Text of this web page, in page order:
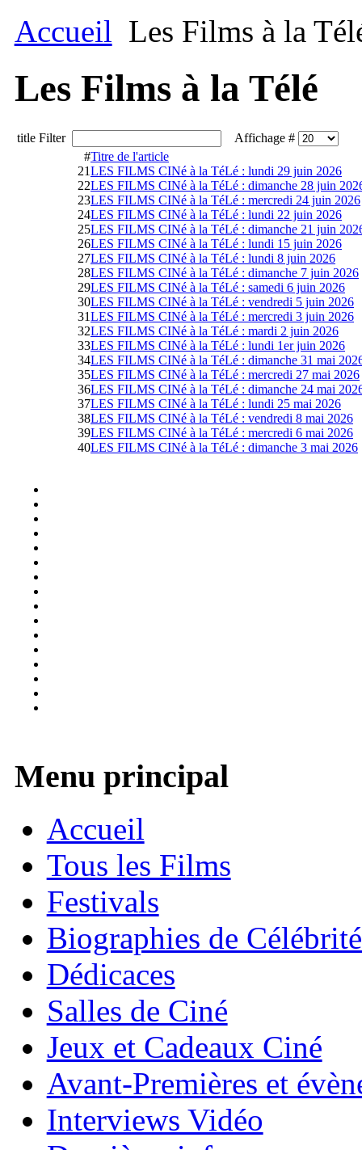
Accueil Les Films à la
Les Films à la Télé
title Filter
Affichage #
#Titre de l'article
21LES FILMS CINé à la TéLé : lundi 29 juin 2026
22LES FILMS CINé à la TéLé : dimanche 28 juin
23LES FILMS CINé à la TéLé : mercredi 24 juin 2026
24LES FILMS CINé à la TéLé : lundi 22 juin 2026
25LES FILMS CINé à la TéLé : dimanche 21 juin
26LES FILMS CINé à la TéLé : lundi 15 juin 2026
27LES FILMS CINé à la TéLé : lundi 8 juin 2026
28LES FILMS CINé à la TéLé : dimanche 7 juin 2026
29LES FILMS CINé à la TéLé : samedi 6 juin 2026
30LES FILMS CINé à la TéLé : vendredi 5 juin 2026
31LES FILMS CINé à la TéLé : mercredi 3 juin 2026
32LES FILMS CINé à la TéLé : mardi 2 juin 2026
33LES FILMS CINé à la TéLé : lundi 1er juin 2026
34LES FILMS CINé à la TéLé : dimanche 31 mai
35LES FILMS CINé à la TéLé : mercredi 27 mai 2026
36LES FILMS CINé à la TéLé : dimanche 24 mai
37LES FILMS CINé à la TéLé : lundi 25 mai 2026
38LES FILMS CINé à la TéLé : vendredi 8 mai 2026
39LES FILMS CINé à la TéLé : mercredi 6 mai 2026
40LES FILMS CINé à la TéLé : dimanche 3 mai 2026
Menu principal
Accueil
Tous les Films
Festivals
Biographies de
Dédicaces
Salles de Ciné
Jeux et Cadeaux Ciné
Avant-Premières et
Interviews Vidéo